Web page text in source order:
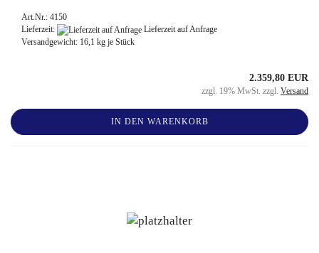
Art.Nr.: 4150
Lieferzeit:
Lieferzeit auf Anfrage
Versandgewicht: 16,1 kg je Stück
2.359,80 EUR
zzgl. 19% MwSt. zzgl. Versand
IN DEN WARENKORB